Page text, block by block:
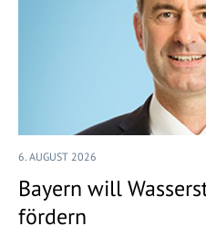
6. AUGUST 2026
Bayern will
fördern